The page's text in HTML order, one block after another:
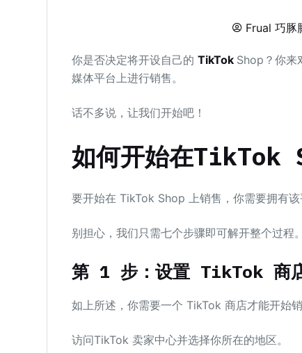
Frual 巧豚
你是否决定将开设自己的 TikTok Shop？你来
媒体平台上进行销售。
话不多说，让我们开始吧！
如何开始在TikTok
要开始在 TikTok Shop 上销售，你需要拥有
别担心，我们只需七个步骤即可解开整个过程。
第1 步：设置 TikTok 商
如上所述，你需要一个 TikTok 商店才能开始
访问TikTok 卖家中心并选择你所在的地区。